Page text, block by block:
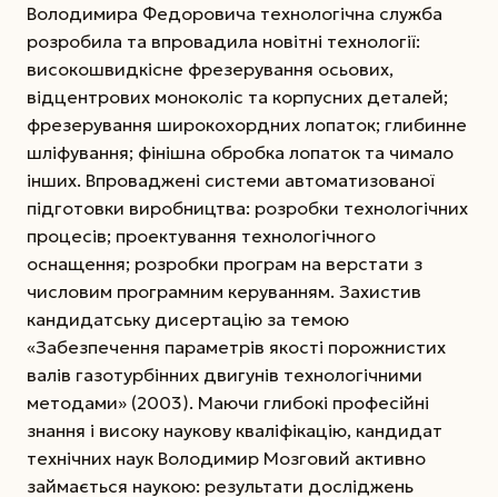
Володимира Федоровича технологічна служба
розробила та впровадила новітні технології:
високошвидкісне фрезерування осьових,
відцентрових моноколіс та корпусних деталей;
фрезерування широкохордних лопаток; глибинне
шліфування; фінішна обробка лопаток та чимало
інших. Впроваджені системи автоматизованої
підготовки виробництва: розробки технологічних
процесів; проектування технологічного
оснащення; розробки програм на верстати з
числовим програмним керуванням. Захистив
кандидатську дисертацію за темою
«Забезпечення параметрів якості порожнистих
валів газотурбінних двигунів технологічними
методами» (2003). Маючи глибокі професійні
знання і високу наукову кваліфікацію, кандидат
технічних наук Володимир Мозговий активно
займає­ться наукою: результати досліджень